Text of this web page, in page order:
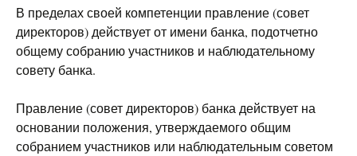
В пределах своей компетенции правление (совет
директоров) действует от имени банка, подотчетно
общему собранию участников и наблюдательному
совету банка.
Правление (совет директоров) банка действует на
основании положения, утверждаемого общим
собранием участников или наблюдательным советом